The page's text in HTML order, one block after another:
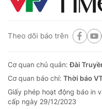
Theo dõi báo trên
Cơ quan chủ quản:Đài
Cơ quan báo chí: Thời báo
Giấy phép hoạt động báo in
cấp ngày 29/12/2023